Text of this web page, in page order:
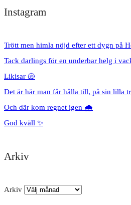
Instagram
Trött men himla nöjd efter ett dygn på
Tack darlings för en underbar helg i
Likisar 🐚
Det är här man får hålla till, på sin lilla
Och där kom regnet igen 🌧️
God kväll ✨
Arkiv
Arkiv